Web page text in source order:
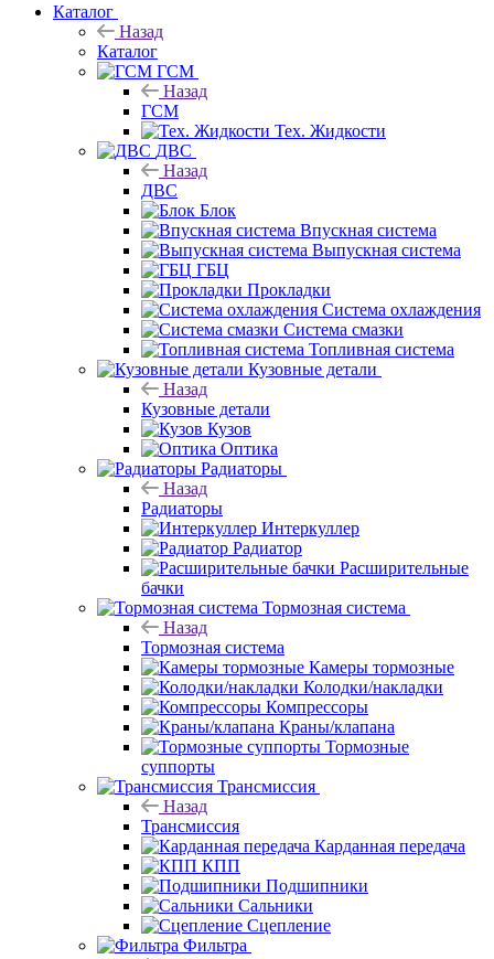
Каталог
Назад
Каталог
ГСМ
Назад
ГСМ
Тех. Жидкости
ДВС
Назад
ДВС
Блок
Впускная система
Выпускная система
ГБЦ
Прокладки
Система охлаждения
Система смазки
Топливная система
Кузовные детали
Назад
Кузовные детали
Кузов
Оптика
Радиаторы
Назад
Радиаторы
Интеркуллер
Радиатор
Расширительные
бачки
Тормозная система
Назад
Тормозная система
Камеры тормозные
Колодки/накладки
Компрессоры
Краны/клапана
Тормозные
суппорты
Трансмиссия
Назад
Трансмиссия
Карданная передача
КПП
Подшипники
Сальники
Сцепление
Фильтра